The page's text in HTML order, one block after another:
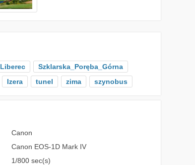
Liberec
Szklarska_Poręba_Górna
Izera tunel zima szynobus
Canon
Canon EOS-1D Mark IV
1/800 sec(s)